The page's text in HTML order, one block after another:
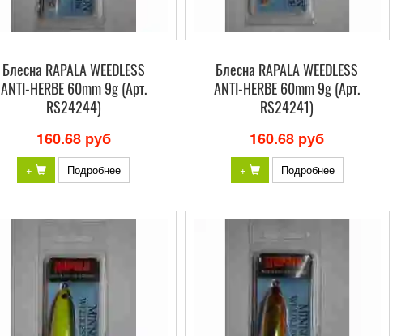
Блесна RAPALA WEEDLESS
ANTI-HERBE 60mm 9g (Арт.
RS24244)
160.68 руб
+ Подробнее
Блесна RAPALA WEEDLESS
ANTI-HERBE 60mm 9g (Арт.
RS24241)
160.68 руб
+ Подробнее